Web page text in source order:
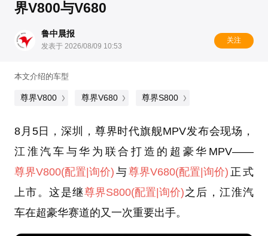
界V800与V680
鲁中晨报
发表于 2026/08/09 10:53
关注
本文介绍的车型
尊界V800 尊界V680 尊界S800
8月5日，深圳，尊界时代旗舰MPV发布会现场，
江淮汽车与华为联合打造的超豪华MPV——
尊界V800(配置|询价) 与尊界V680(配置|询价) 正式
上市。这是继尊界S800(配置|询价) 之后，江淮汽
车在超豪华赛道的又一次重要出手。